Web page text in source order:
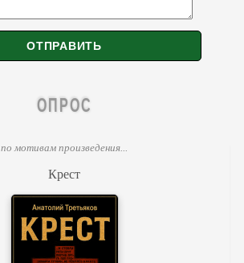
ОПРОС
по мотивам произведения...
Крест